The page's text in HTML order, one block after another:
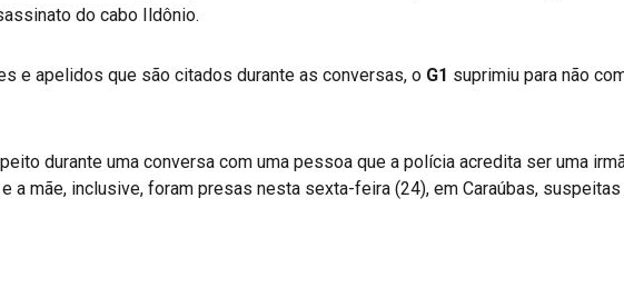
do cabo Ildônio.
e apelidos que são citados durante as conversas, o G1 suprimiu para não
durante uma conversa com uma pessoa que a polícia acredita ser uma
a mãe, inclusive, foram presas nesta sexta-feira (24), em Caraúbas,